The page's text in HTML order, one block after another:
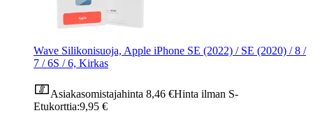
Wave Silikonisuoja, Apple iPhone SE (2022) / SE (2020) / 8 /
7 / 6S / 6, Kirkas
Asiakasomistajahinta 8,46 €Hinta ilman S-
Etukorttia:9,95 €